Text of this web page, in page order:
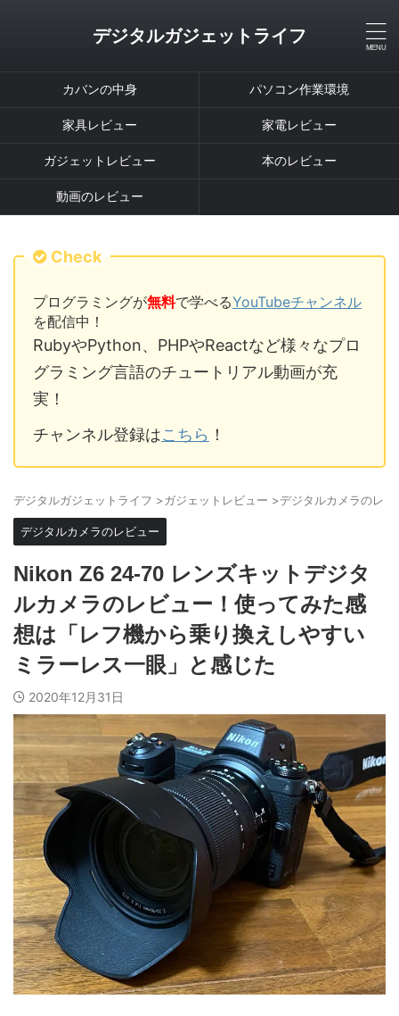
デジタルガジェットライフ
カバンの中身 パソコン作業環境
家具レビュー 家電レビュー
ガジェットレビュー 本のレビュー
動画のレビュー
Check
プログラミングが無料で学べるYouTubeチャンネル
を配信中！
RubyやPython、PHPやReactなど様々なプロ
グラミング言語のチュートリアル動画が充
実！
チャンネル登録はこちら ！
デジタルガジェットライフ >ガジェットレビュー >デジタルカメラのレビ
デジタルカメラのレビュー
Nikon Z6 24-70 レンズキットデジタ
ルカメラのレビュー！使ってみた感
想は「レフ機から乗り換えしやすい
ミラーレス一眼」と感じた
2020年12月31日